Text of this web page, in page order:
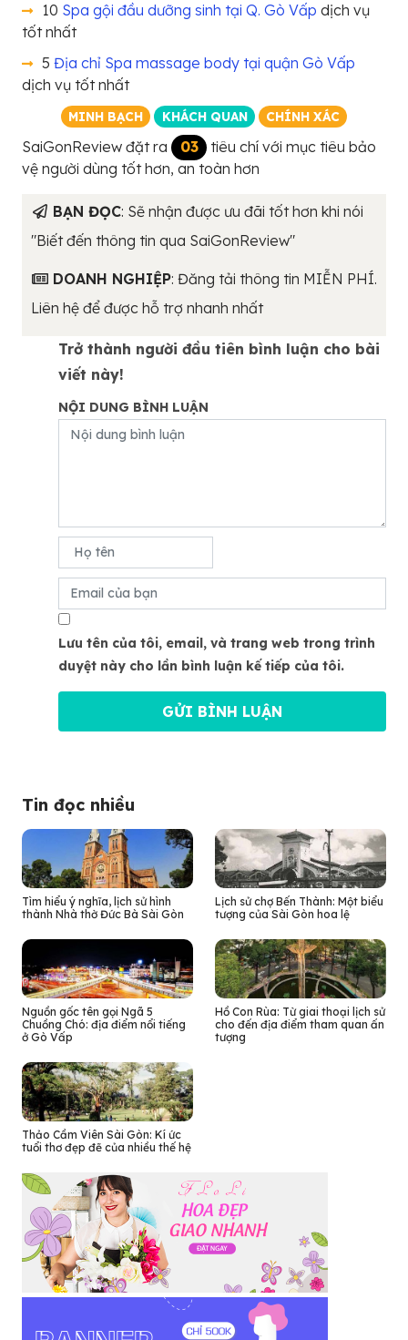
10 Spa gội đầu dưỡng sinh tại Q. Gò Vấp dịch vụ
tốt nhất
5 Địa chỉ Spa massage body tại quận Gò Vấp
dịch vụ tốt nhất
MINH BẠCH KHÁCH QUAN CHÍNH XÁC
SaiGonReview đặt ra 03
tiêu chí với mục tiêu bảo
vệ người dùng tốt hơn, an toàn hơn
BẠN ĐỌC: Sẽ nhận được ưu đãi tốt hơn khi nói
"Biết đến thông tin qua SaiGonReview"
DOANH NGHIỆP: Đăng tải thông tin MIỄN PHÍ.
Liên hệ để được hỗ trợ nhanh nhất
Trở thành người đầu tiên bình luận cho bài
viết này!
NỘI DUNG BÌNH LUẬN
Lưu tên của tôi, email, và trang web trong trình
duyệt này cho lần bình luận kế tiếp của tôi.
Tin đọc nhiều
Tìm hiểu ý nghĩa, lịch sử hình
thành Nhà thờ Đức Bà Sài Gòn
Lịch sử chợ Bến Thành: Một biểu
tượng của Sài Gòn hoa lệ
Nguồn gốc tên gọi Ngã 5
Chuồng Chó: địa điểm nổi tiếng
ở Gò Vấp
Hồ Con Rùa: Từ giai thoại lịch sử
cho đến địa điểm tham quan ấn
tượng
Thảo Cầm Viên Sài Gòn: Kí ức
tuổi thơ đẹp đẽ của nhiều thế hệ